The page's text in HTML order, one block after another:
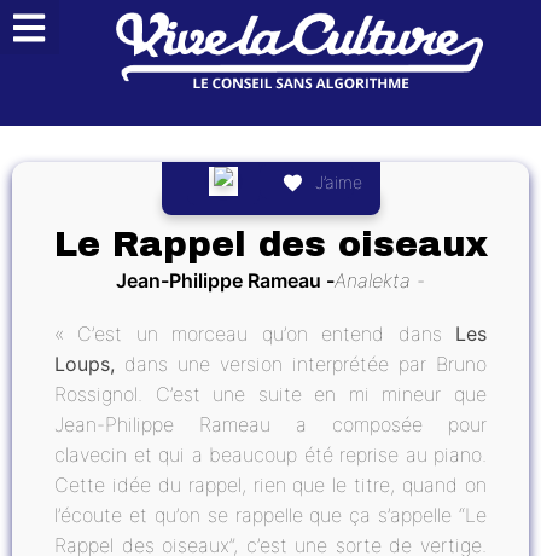
J’aime
Le Rappel des oiseaux
Jean-Philippe Rameau Analekta
« C’est un morceau qu’on entend dans Les
Loups, dans une version interprétée par Bruno
Rossignol. C’est une suite en mi mineur que
Jean-Philippe Rameau a composée pour
clavecin et qui a beaucoup été reprise au piano.
Cette idée du rappel, rien que le titre, quand on
l’écoute et qu’on se rappelle que ça s’appelle “Le
Rappel des oiseaux”, c’est une sorte de vertige.